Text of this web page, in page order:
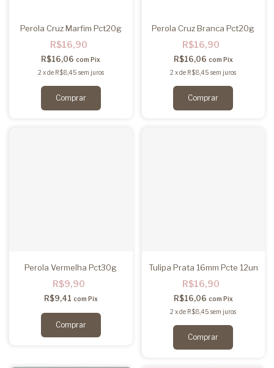
Perola Cruz Marfim Pct20g
R$16,90
R$16,06com Pix
2 xde R$8,45 sem juros
Perola Cruz Branca Pct20g
R$16,90
R$16,06 com Pix
2 xde R$8,45 sem juros
Perola Vermelha Pct30g
R$9,90
R$9,41 com Pix
Tulipa Prata 16mm Pcte 12un
R$16,90
R$16,06 com Pix
2 xde R$8,45 sem juros